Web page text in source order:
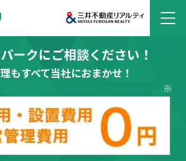
ークにご相談ください！
もすべて当社におまかせ！